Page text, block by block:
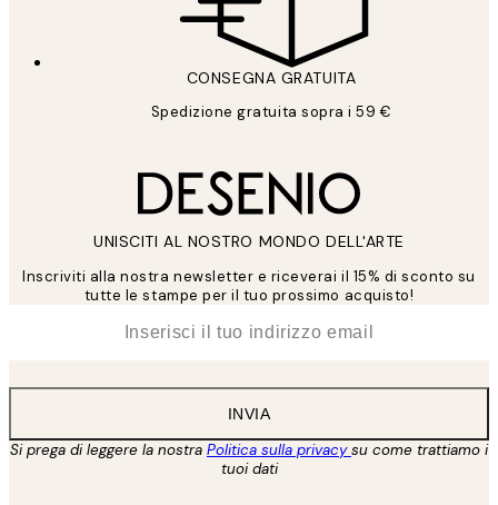
CONSEGNA GRATUITA
Spedizione gratuita sopra i 59 €
UNISCITI AL NOSTRO MONDO DELL'ARTE
Inscriviti alla nostra newsletter e riceverai il 15% di sconto su
tutte le stampe per il tuo prossimo acquisto!
INVIA
Si prega di leggere la nostra Politica sulla privacysu come trattiamo i
tuoi dati